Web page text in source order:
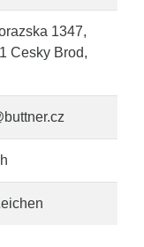
1347,
Cesky Brod,